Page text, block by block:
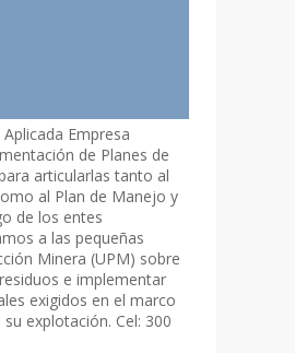
Empresa
de Planes de
articularlas tanto al
al Plan de Manejo y
de los entes
a las pequeñas
Minera (UPM) sobre
e implementar
exigidos en el marco
explotación. Cel: 300